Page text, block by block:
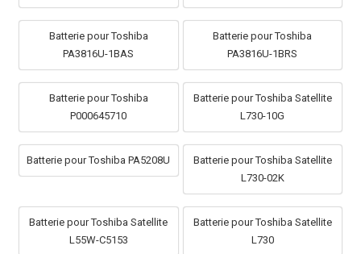
Batterie pour Toshiba
PA3816U-1BAS
Batterie pour Toshiba
PA3816U-1BRS
Batterie pour Toshiba
P000645710
Batterie pour Toshiba Satellite
L730-10G
Batterie pour Toshiba PA5208U
Batterie pour Toshiba Satellite
L730-02K
Batterie pour Toshiba Satellite
L55W-C5153
Batterie pour Toshiba Satellite
L730